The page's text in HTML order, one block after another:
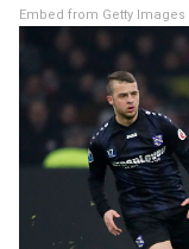
Embed from Getty Images